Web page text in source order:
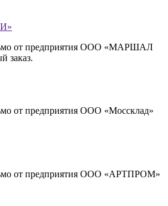
от предприятия ООО «МАРШАЛ
заказ.
от предприятия ООО «Моссклад»
от предприятия ООО «АРТПРОМ»